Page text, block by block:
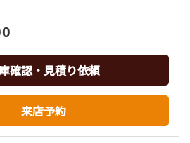
確認・見積り依頼
来店予約